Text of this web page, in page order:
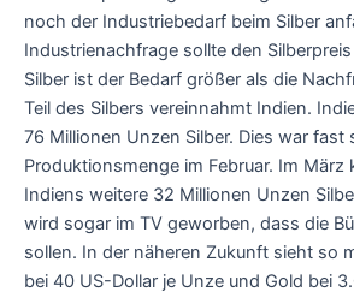
noch der Industriebedarf beim Silber
Industrienachfrage sollte den
Silber ist der Bedarf größer als die
Teil des Silbers vereinnahmt Indien.
76 Millionen Unzen Silber. Dies war
Produktionsmenge im Februar. Im März
Indiens weitere 32 Millionen Unzen
wird sogar im TV geworben, dass die
sollen. In der näheren Zukunft sieht so
bei 40 US-Dollar je Unze und Gold bei